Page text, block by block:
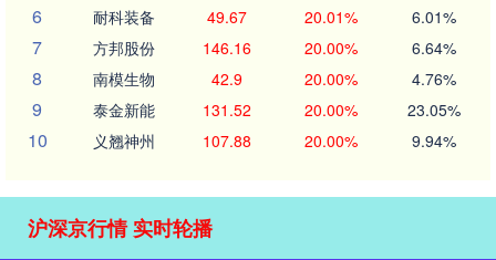
6 耐科装备 49.67 20.01% 6.01%
7 方邦股份 146.16 20.00% 6.64%
8 南模生物 42.9 20.00% 4.76%
9 泰金新能 131.52 20.00% 23.05%
10 义翘神州 107.88 20.00% 9.94%
沪深京行情 实时轮播